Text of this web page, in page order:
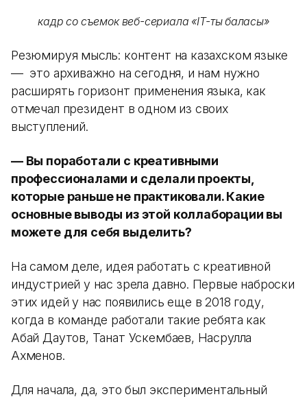
кадр со съемок веб-сериала «IT-тың баласы»
Резюмируя мысль: контент на казахском языке
— это архиважно на сегодня, и нам нужно
расширять горизонт применения языка, как
отмечал президент в одном из своих
выступлений.
— Вы поработали с креативными
профессионалами и сделали проекты,
которые раньше не практиковали. Какие
основные выводы из этой коллаборации вы
можете для себя выделить?
На самом деле, идея работать с креативной
индустрией у нас зрела давно. Первые наброски
этих идей у нас появились еще в 2018 году,
когда в команде работали такие ребята как
Абай Даутов, Танат Ускембаев, Насрулла
Ахменов.
Для начала, да, это был экспериментальный